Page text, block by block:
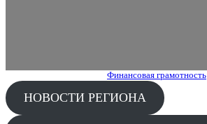
Финансовая грамотность
НОВОСТИ РЕГИОНА